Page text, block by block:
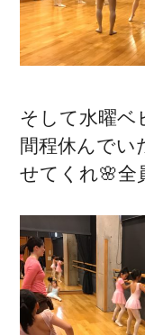
そして水曜ベ
間程休んでい
せてくれ🌸全